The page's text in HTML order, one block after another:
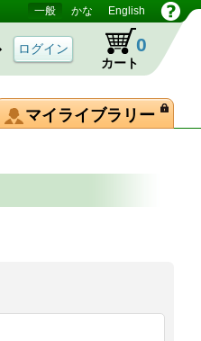
一般 かな English
カート
0
マイライブラリー